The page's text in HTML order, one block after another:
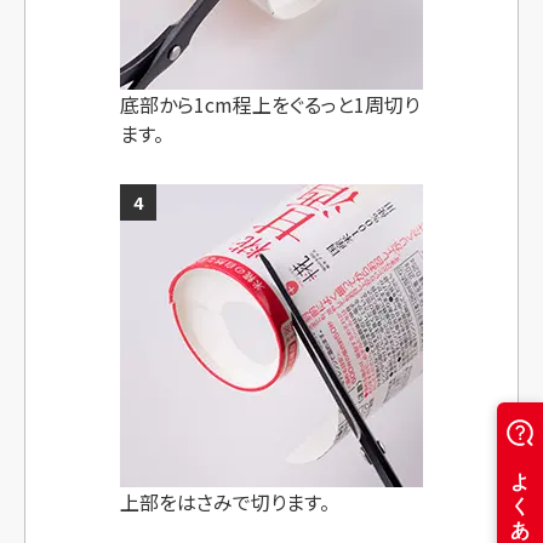
底部から1cm程上をぐるっと1周切り
ます。
4
上部をはさみで切ります。